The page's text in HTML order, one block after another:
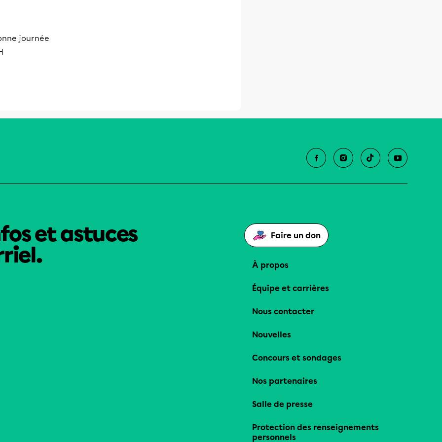
journée
et astuces
Faire un don
À propos
Équipe et carrières
Nous contacter
Nouvelles
Concours et sondages
Nos partenaires
Salle de presse
Protection des renseignements
personnels